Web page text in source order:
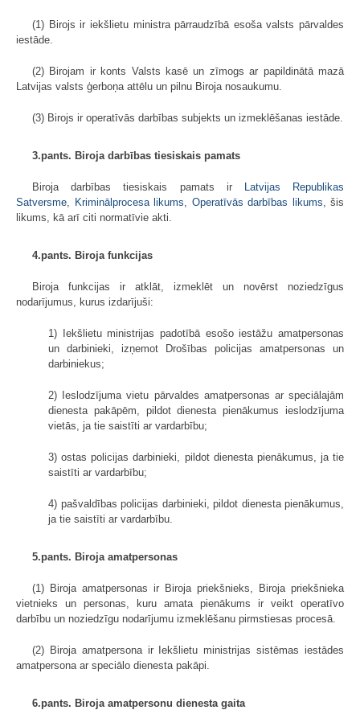
(1) Birojs ir iekšlietu ministra pārraudzībā esoša valsts pārvaldes
iestāde.
(2) Birojam ir konts Valsts kasē un zīmogs ar papildinātā mazā
Latvijas valsts ģerboņa attēlu un pilnu Biroja nosaukumu.
(3) Birojs ir operatīvās darbības subjekts un izmeklēšanas iestāde.
3.pants. Biroja darbības tiesiskais pamats
Biroja darbības tiesiskais pamats ir
Latvijas Republikas
Satversme
Kriminālprocesa likums Operatīvās darbības likums , šis
likums, kā arī citi normatīvie akti.
4.pants. Biroja funkcijas
Biroja funkcijas ir atklāt, izmeklēt un novērst noziedzīgus
nodarījumus, kurus izdarījuši:
1) Iekšlietu ministrijas padotībā esošo iestāžu amatpersonas
un darbinieki, izņemot Drošības policijas amatpersonas un
darbiniekus;
2) Ieslodzījuma vietu pārvaldes amatpersonas ar speciālajām
dienesta pakāpēm, pildot dienesta pienākumus ieslodzījuma
vietās, ja tie saistīti ar vardarbību;
3) ostas policijas darbinieki, pildot dienesta pienākumus, ja tie
saistīti ar vardarbību;
4) pašvaldības policijas darbinieki, pildot dienesta pienākumus,
ja tie saistīti ar vardarbību.
5.pants. Biroja amatpersonas
(1) Biroja amatpersonas ir Biroja priekšnieks, Biroja priekšnieka
vietnieks un personas, kuru amata pienākums ir veikt operatīvo
darbību un noziedzīgu nodarījumu izmeklēšanu pirmstiesas procesā.
(2) Biroja amatpersona ir Iekšlietu ministrijas sistēmas iestādes
amatpersona ar speciālo dienesta pakāpi.
6.pants. Biroja amatpersonu dienesta gaita